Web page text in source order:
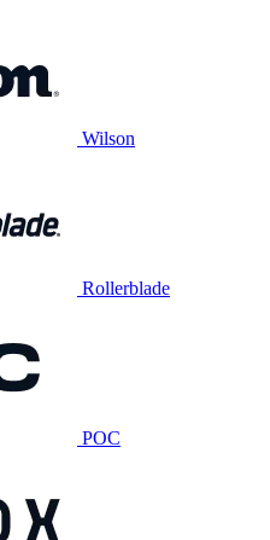
Wilson
Rollerblade
POC